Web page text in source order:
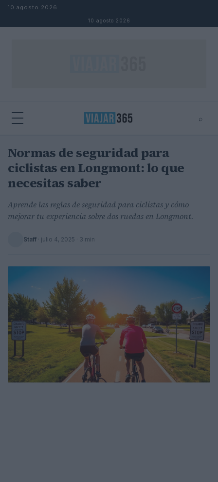
Saltar al contenido
10 agosto 2026
10 agosto 2026
⌕
Buscar
Normas de seguridad para
ciclistas en Longmont: lo que
necesitas saber
Aprende las reglas de seguridad para ciclistas y cómo
mejorar tu experiencia sobre dos ruedas en Longmont.
Staff · julio 4, 2025 · 3 min